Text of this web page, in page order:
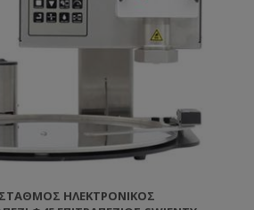
ΗΛΕΚΤΡΟΝΙΚΌΣ